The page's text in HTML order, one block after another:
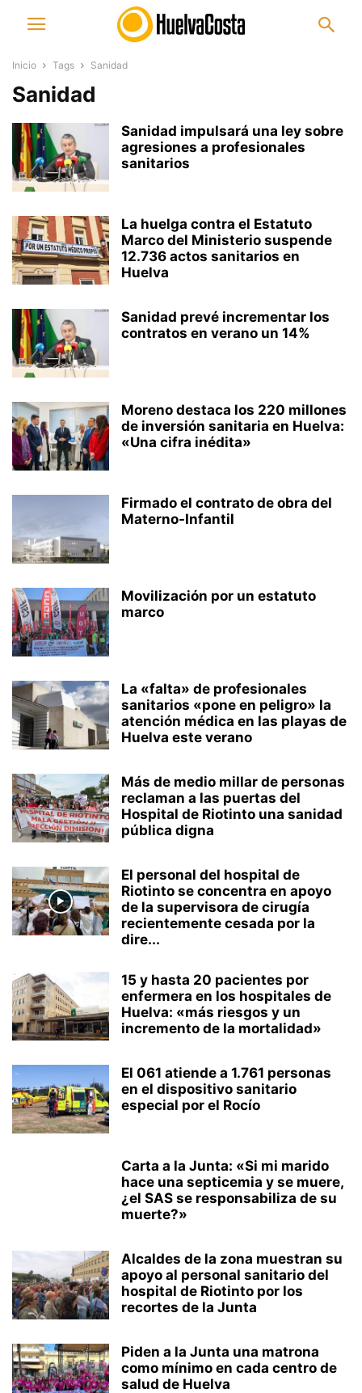
Inicio Tags Sanidad
Sanidad
Sanidad impulsará una ley sobre
agresiones a profesionales
sanitarios
La huelga contra el Estatuto
Marco del Ministerio suspende
12.736 actos sanitarios en
Huelva
Sanidad prevé incrementar los
contratos en verano un 14%
Moreno destaca los 220 millones
de inversión sanitaria en Huelva:
«Una cifra inédita»
Firmado el contrato de obra del
Materno-Infantil
Movilización por un estatuto
marco
La «falta» de profesionales
sanitarios «pone en peligro» la
atención médica en las playas de
Huelva este verano
Más de medio millar de personas
reclaman a las puertas del
Hospital de Riotinto una sanidad
pública digna
El personal del hospital de
Riotinto se concentra en apoyo
de la supervisora de cirugía
recientemente cesada por la
dire...
15 y hasta 20 pacientes por
enfermera en los hospitales de
Huelva: «más riesgos y un
incremento de la mortalidad»
El 061 atiende a 1.761 personas
en el dispositivo sanitario
especial por el Rocío
Carta a la Junta: «Si mi marido
hace una septicemia y se muere,
¿el SAS se responsabiliza de su
muerte?»
Alcaldes de la zona muestran su
apoyo al personal sanitario del
hospital de Riotinto por los
recortes de la Junta
Piden a la Junta una matrona
como mínimo en cada centro de
salud de Huelva